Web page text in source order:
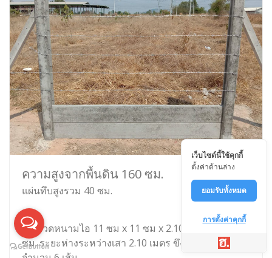
ความสูงจากพื้นดิน 160 ซม.
แผ่นทึบสูงรวม 40 ซม.
เสาลวดหนามไอ 11 ซม x 11 ซม x 2.10 เมตร ฝังดิน 50
ซม. ระยะห่างระหว่างเสา 2.10 เมตร ขึงลวดหนาม
เว็บไซต์นี้ใช้คุกกี้
ตั้งค่าด้านล่าง
ยอมรับทั้งหมด
การตั้งค่าคุกกี้